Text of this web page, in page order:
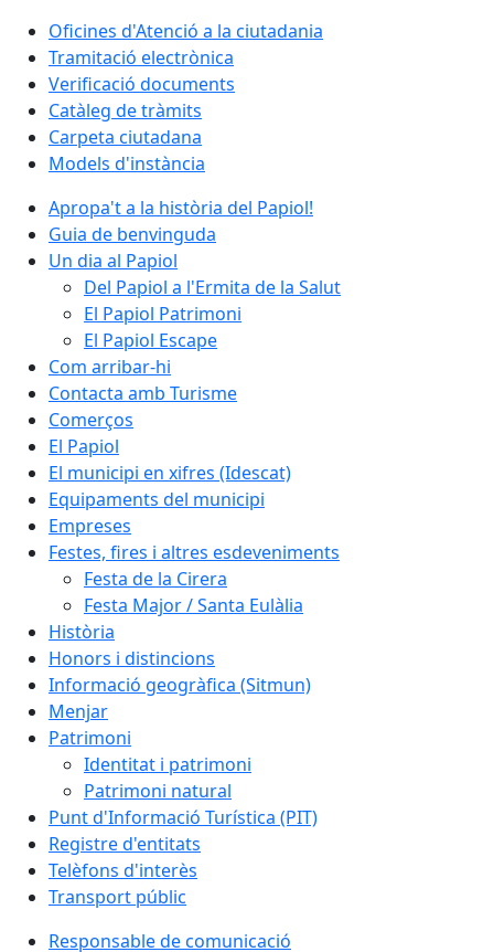
Oficines d'Atenció a la ciutadania
Tramitació electrònica
Verificació documents
Catàleg de tràmits
Carpeta ciutadana
Models d'instància
Apropa't a la història del Papiol!
Guia de benvinguda
Un dia al Papiol
Del Papiol a l'Ermita de la Salut
El Papiol Patrimoni
El Papiol Escape
Com arribar-hi
Contacta amb Turisme
Comerços
El Papiol
El municipi en xifres (Idescat)
Equipaments del municipi
Empreses
Festes, fires i altres esdeveniments
Festa de la Cirera
Festa Major / Santa Eulàlia
Història
Honors i distincions
Informació geogràfica (Sitmun)
Menjar
Patrimoni
Identitat i patrimoni
Patrimoni natural
Punt d'Informació Turística (PIT)
Registre d'entitats
Telèfons d'interès
Transport públic
Responsable de comunicació